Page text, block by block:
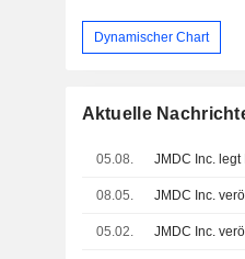
Dynamischer Chart
Aktuelle
05.08. JMDC Inc.
08.05.
05.02.